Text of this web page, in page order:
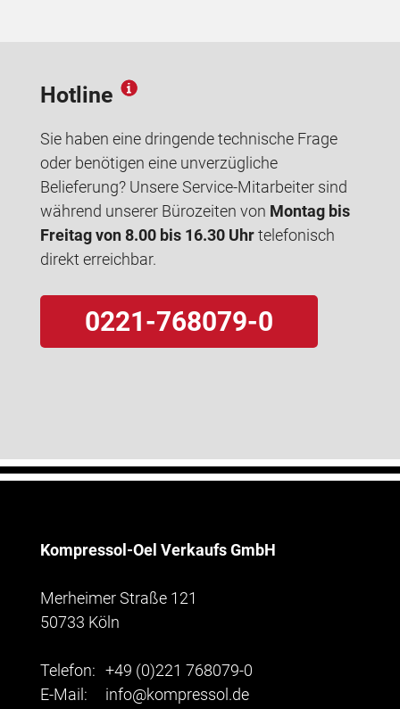
Hotline
Sie haben eine dringende technische Frage
oder benötigen eine unverzügliche
Belieferung? Unsere Service-Mitarbeiter sind
während unserer Bürozeiten von Montag bis
Freitag von 8.00 bis 16.30 Uhrtelefonisch
direkt erreichbar.
0221-768079-0
Kompressol-Oel Verkaufs GmbH
Merheimer Straße 121
50733 Köln
Telefon: +49 (0)221 768079-0
E-Mail:
info@kompressol.de